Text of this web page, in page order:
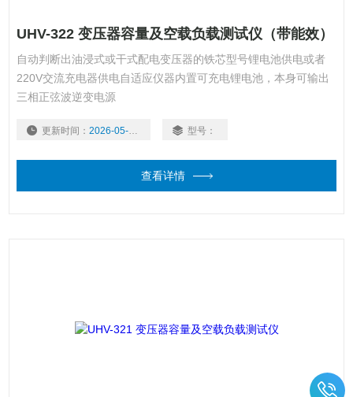
UHV-322 变压器容量及空载负载测试仪（带能效）
自动判断出油浸式或干式配电变压器的铁芯型号锂电池供电或者
220V交流充电器供电自适应仪器内置可充电锂电池，本身可输出
三相正弦波逆变电源
更新时间： 2026-05-22 型号：
查看详情